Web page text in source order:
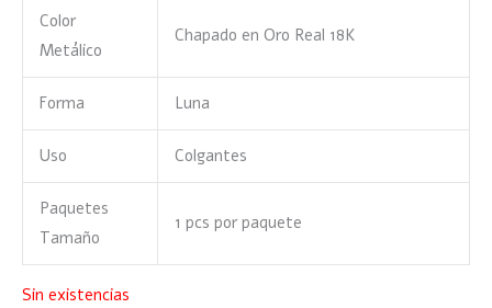
Color
Metálico
Chapado en Oro Real 18K
Forma Luna
Uso Colgantes
Paquetes
Tamaño
1 pcs por paquete
Sin existencias